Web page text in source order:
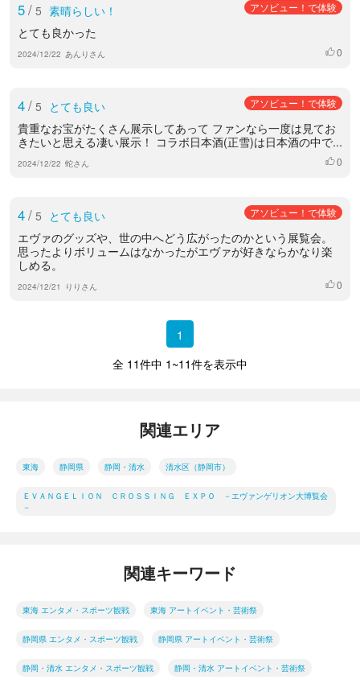
5/ 5 素晴らしい！ アソビュー！で体験
とても良かった
2024/12/22 あんりさん いいね
0
4/ 5 とても良い アソビュー！で体験
貴重なお宝がたくさん展示してあって ファンなら一度は見てお
きたいと思える凄い展示！ コラボ日本酒(正雪)は日本酒の中で...
2024/12/22 蛇さん いいね
0
4/ 5 とても良い アソビュー！で体験
エヴァのグッズや、世の中へどう広がったのかという展覧会。
思ったよりボリュームはなかったがエヴァが好きならかなり楽
しめる。
2024/12/21 りりさん いいね
0
1
全 11件中 1~11件を表示中
関連エリア
東海 静岡県 静岡・清水 清水区（静岡市）
ＥＶＡＮＧＥＬＩＯＮ ＣＲＯＳＳＩＮＧ ＥＸＰＯ －エヴァンゲリオン大博覧会
－
関連キーワード
東海 エンタメ・スポーツ観戦 東海 アートイベント・芸術祭
静岡県 エンタメ・スポーツ観戦 静岡県 アートイベント・芸術祭
静岡・清水 エンタメ・スポーツ観戦 静岡・清水 アートイベント・芸術祭